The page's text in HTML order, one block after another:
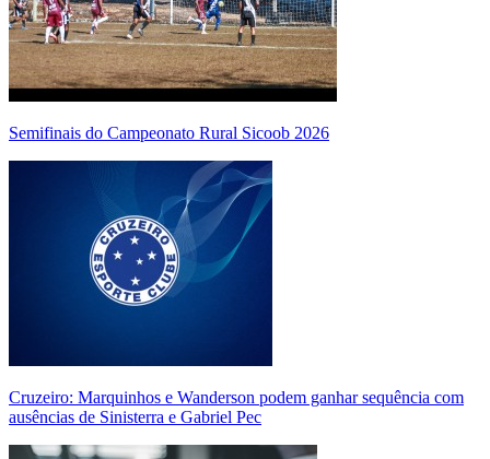
Semifinais do Campeonato Rural Sicoob 2026
Cruzeiro: Marquinhos e Wanderson podem ganhar sequência com
ausências de Sinisterra e Gabriel Pec